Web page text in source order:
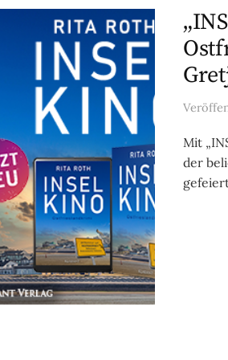
Mit
der